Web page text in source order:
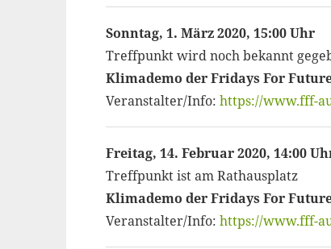
Sonntag, 1. März 2020, 15:00 Uhr
Treffpunkt wird noch bekannt
Klimademo der Fridays For
Veranstalter/Info: https://www.fff-
Freitag, 14. Februar 2020, 14:00
Treffpunkt ist am Rathausplatz
Klimademo der Fridays For
Veranstalter/Info: https://www.fff-